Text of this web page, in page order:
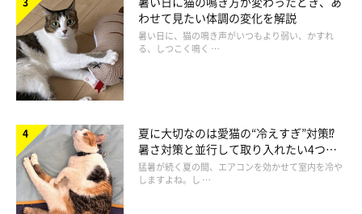
避妊手術のデメリットは？
わせて見たい体調の変化を解説
暑い日に、猫の鳴き声がいつもより弱い、かすれ
る、しつこく鳴く …
夏に大切なのは愛猫の“冷えすぎ”対策⁉
暑さ対策と並行して取り入れたい4つの
工夫
猛暑が続く夏の間、エアコンを効かせて室内を冷や
しますよね。し …